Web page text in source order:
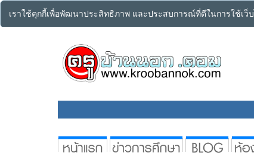
เราใช้คุกกี้เพื่อพัฒนาประสิทธิภาพ และประสบการณ์ที่ดีในการใช้เ